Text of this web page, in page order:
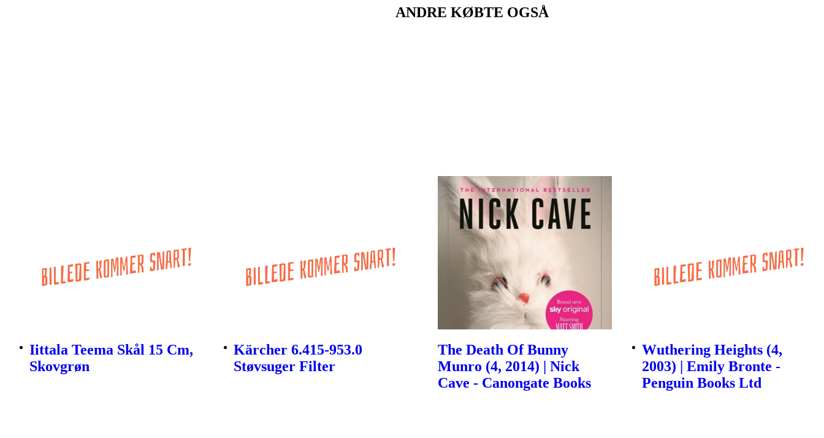
ANDRE KØBTE OGSÅ
Iittala Teema Skål 15 Cm,
Skovgrøn
Kärcher 6.415-953.0
Støvsuger Filter
The Death Of Bunny
Munro (4, 2014) | Nick
Cave - Canongate Books
Wuthering Heights (4,
2003) | Emily Bronte -
Penguin Books Ltd